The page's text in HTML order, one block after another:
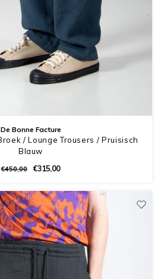
De Bonne Facture
/ Lounge Trousers / Pruisisch
Blauw
€450,00 €315,00